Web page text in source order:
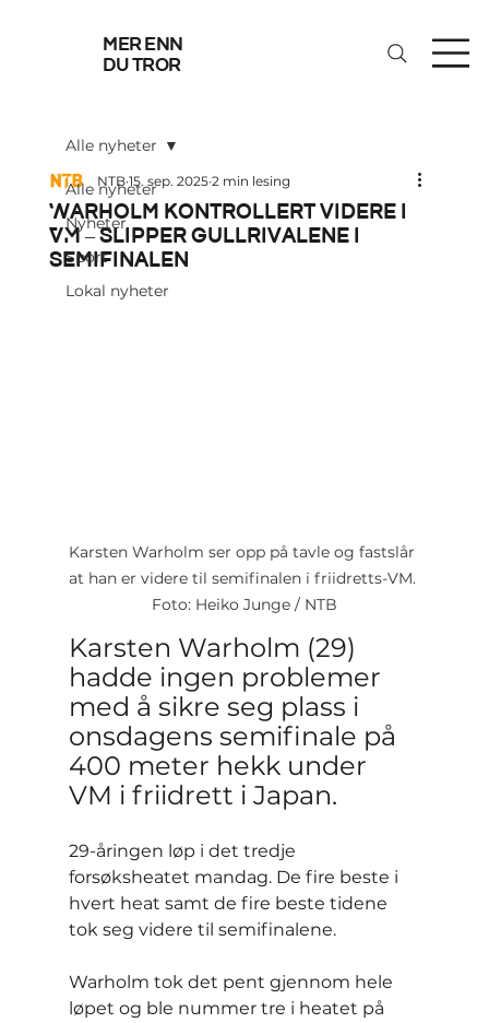
mer enn
du tror
Alle nyheter
Nyheter
Sport
Lokal nyheter
Alle nyheter
Warholm kontrollert videre i
VM – slipper gullrivalene i
semifinalen
NTB 15. sep. 2025 2 min lesing
Karsten Warholm ser opp på tavle og fastslår
at han er videre til semifinalen i friidretts-VM.
Foto: Heiko Junge / NTB
Karsten Warholm (29)
hadde ingen problemer
med å sikre seg plass i
onsdagens semifinale på
400 meter hekk under
VM i friidrett i Japan.
29-åringen løp i det tredje
forsøksheatet mandag. De fire beste i
hvert heat samt de fire beste tidene
tok seg videre til semifinalene.
Warholm tok det pent gjennom hele
løpet og ble nummer tre i heatet på